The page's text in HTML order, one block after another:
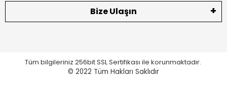
Bize Ulaşın
Tüm bilgileriniz 256bit SSL Sertifikası ile korunmaktadır.
© 2022 Tüm Hakları Saklıdır